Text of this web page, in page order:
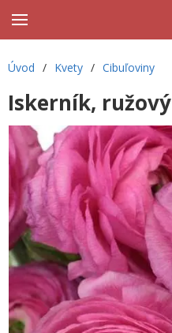
Úvod / Kvety / Cibuľoviny
Iskerník, ružový